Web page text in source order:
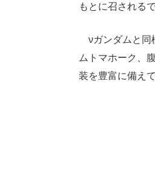
もとに召される
νガンダムと同
ムトマホーク、
装を豊富に備え